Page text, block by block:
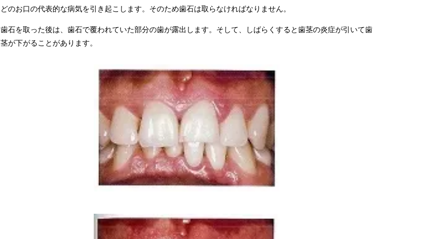
どのお口の代表的な病気を引き起こします。そのため歯石は取らなければなりません。
歯石を取った後は、歯石で覆われていた部分の歯が露出します。そして、しばらくすると歯茎の炎症が引いて歯
茎が下がることがあります。